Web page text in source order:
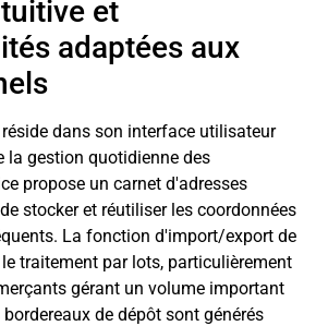
et
adaptées aux
dans son interface utilisateur
gestion quotidienne des
propose un carnet d'adresses
stocker et réutiliser les coordonnées
La fonction d'import/export de
traitement par lots, particulièrement
gérant un volume important
de dépôt sont générés